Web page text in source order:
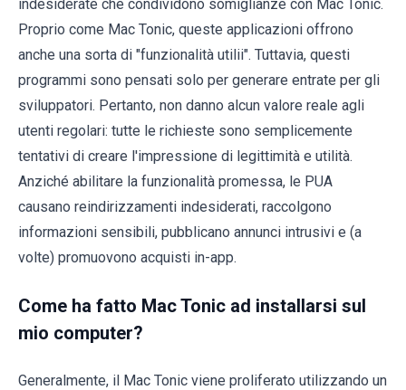
indesiderate che condividono somiglianze con Mac Tonic.
Proprio come Mac Tonic, queste applicazioni offrono
anche una sorta di "funzionalità utilii". Tuttavia, questi
programmi sono pensati solo per generare entrate per gli
sviluppatori. Pertanto, non danno alcun valore reale agli
utenti regolari: tutte le richieste sono semplicemente
tentativi di creare l'impressione di legittimità e utilità.
Anziché abilitare la funzionalità promessa, le PUA
causano reindirizzamenti indesiderati, raccolgono
informazioni sensibili, pubblicano annunci intrusivi e (a
volte) promuovono acquisti in-app.
Come ha fatto Mac Tonic ad installarsi sul
mio computer?
Generalmente, il Mac Tonic viene proliferato utilizzando un